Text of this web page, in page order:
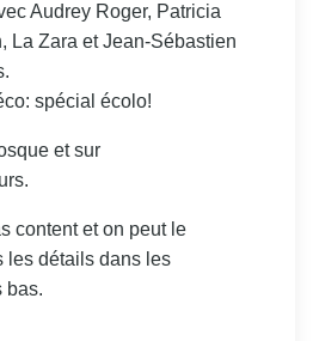
Audrey Roger, Patricia
La Zara et Jean-Sébastien
spécial écolo!
et sur
content et on peut le
détails dans les
bas.